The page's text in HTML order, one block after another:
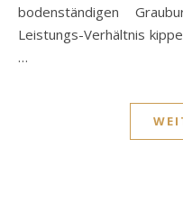
bodenständigen
Leistungs-Verhältnis
…